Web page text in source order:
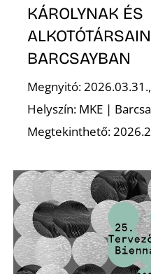
KÁROLYNAK ÉS
BARCSAYBAN
Megnyitó:
Helyszín: MKE |
Megtekinthető: